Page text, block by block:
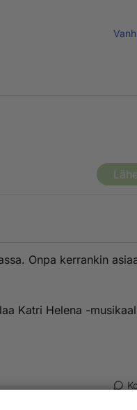
Onpa kerrankin
Katri Helena -